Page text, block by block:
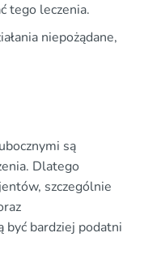
tego leczenia.
niepożądane,
są
Dlatego
szczególnie
bardziej podatni